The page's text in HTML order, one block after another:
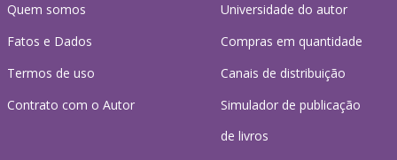
Quem somos
Fatos e Dados
Termos de uso
Contrato com o Autor
Universidade do autor
Compras em quantidade
Canais de distribuição
Simulador de publicação
de livros